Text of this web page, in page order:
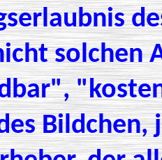
solchen
Bildchen,